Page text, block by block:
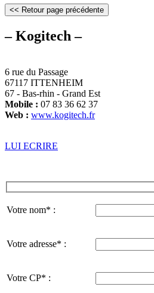
– Kogitech –
6 rue du Passage
67117 ITTENHEIM
67 - Bas-rhin - Grand Est
Mobile : 07 83 36 62 37
Web : www.kogitech.fr
LUI ECRIRE
Votre nom* :
Votre adresse* :
Votre CP* :